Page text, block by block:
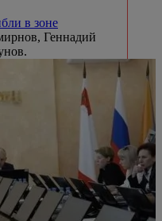
в зоне
Геннадий